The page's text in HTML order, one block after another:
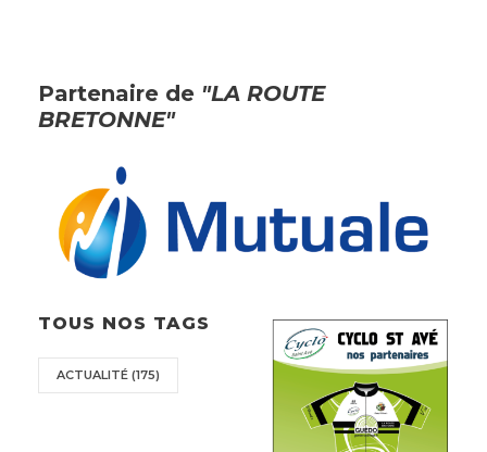
Partenaire de "LA ROUTE
BRETONNE"
TOUS NOS TAGS
ACTUALITÉ (175)